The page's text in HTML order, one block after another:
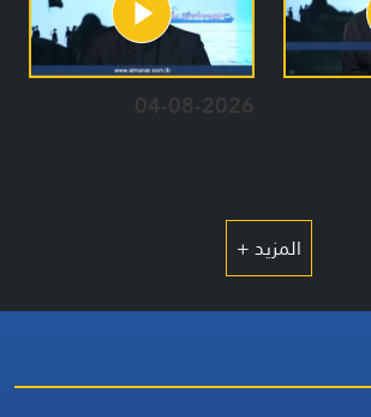
04-08-2026
المزيد +